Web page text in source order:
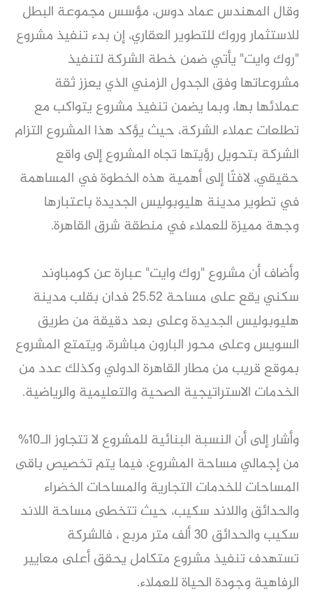
وقال المهندس عماد دوس، مؤسس مجموعة البطل
للاستثمار وروك للتطوير العقاري، إن بدء تنفيذ مشروع
"روك وايت" يأتي ضمن خطة الشركة لتنفيذ
مشروعاتها وفق الجدول الزمني الذي يعزز ثقة
عملائها بها، وبما يضمن تنفيذ مشروع يتواكب مع
تطلعات عملاء الشركة، حيث يؤكد هذا المشروع التزام
الشركة بتحويل رؤيتها تجاه المشروع إلى واقع
حقيقي، لافتًا إلى أهمية هذه الخطوة في المساهمة
في تطوير مدينة هليوبوليس الجديدة باعتبارها
وجهة مميزة للعملاء في منطقة شرق القاهرة.
وأضاف أن مشروع "روك وايت" عبارة عن كومباوند
سكني يقع على مساحة 25.52 فدان بقلب مدينة
هليوبوليس الجديدة وعلى بعد دقيقة من طريق
السويس وعلى محور البارون مباشرة، ويتمتع المشروع
بموقع قريب من مطار القاهرة الدولي وكذلك عدد من
الخدمات الاستراتيجية الصحية والتعليمية والرياضية.
وأشار إلى أن النسبة البنائية للمشروع لا تتجاوز الـ10%
من إجمالي مساحة المشروع، فيما يتم تخصيص باقى
المساحات للخدمات التجارية والمساحات الخضراء
والحدائق واللاند سكيب، حيث تتخطى مساحة اللاند
سكيب والحدائق 30 ألف متر مربع ، فالشركة
تستهدف تنفيذ مشروع متكامل يحقق أعلى معايير
الرفاهية وجودة الحياة للعملاء.